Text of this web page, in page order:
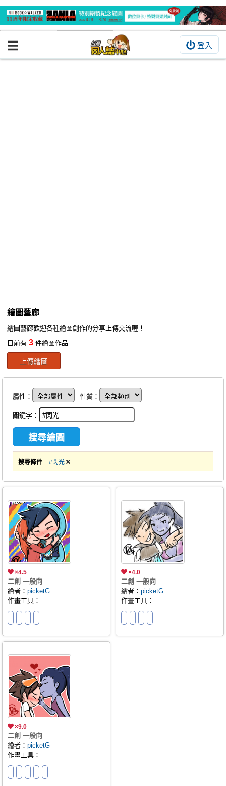
登入
BOOKY書集倉庫
攤位轉讓區
會員功能選單
會員中心
註冊會員
登入
繪圖藝廊
繪圖藝廊歡迎各種繪圖創作的分享上傳交流喔！
目前有3 件繪圖作品
上傳繪圖
屬性： 性質：
關鍵字：
搜尋條件 #閃光
×4.5
二創 一般向
繪者：picketG
作畫工具：
×4.0
二創 一般向
繪者： picketG
作畫工具：
×9.0
二創 一般向
繪者：picketG
作畫工具：